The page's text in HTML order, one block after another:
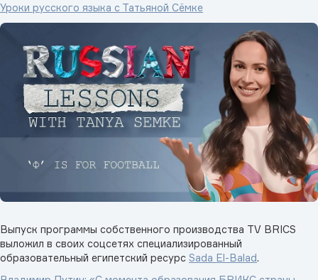
Уроки русского языка с Татьяной Сёмке
Выпуск программы собственного производства TV BRICS
выложил в своих соцсетях специализированный
образовательный египетский ресурс Sada El-Balad.